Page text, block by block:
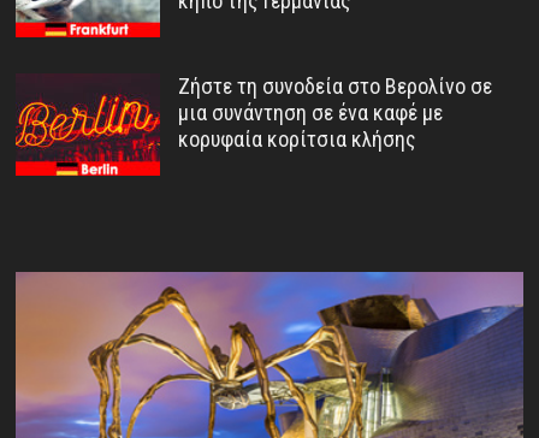
Ζήστε τη συνοδεία στο Βερολίνο σε
μια συνάντηση σε ένα καφέ με
κορυφαία κορίτσια κλήσης